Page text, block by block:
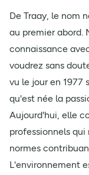
De Traay, le nom
au premier abord.
connaissance
voudrez sans
vu le jour en 1977
qu'est née la
Aujourd'hui, elle
professionnels
normes
L'environnement